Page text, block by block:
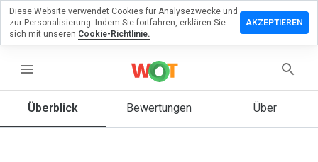
menu
Überblick Bewertungen Über
Sie eine
zu
Wie
Diese Website verwendet Cookies für Analysezwecke und
zur Personalisierung. Indem Sie fortfahren, erklären Sie
sich mit unseren Cookie-Richtlinie.
AKZEPTIEREN